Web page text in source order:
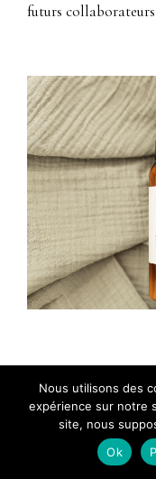
futurs
J'ai
Nous utilisons des
expérience sur notre
site, nous
Ok